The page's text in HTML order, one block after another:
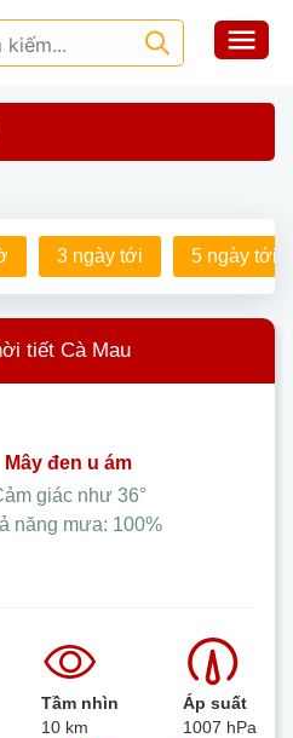
3 ngày tới 5 ngày tới
tiết Cà Mau
mây đen u ám
giác như 36°
năng mưa: 100%
Tầm nhìn
10 km
Áp suất
1007 hPa